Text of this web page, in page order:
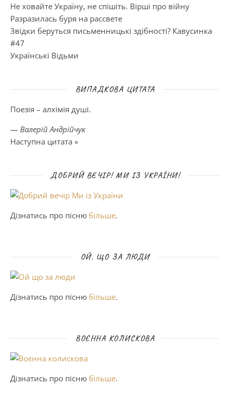
Не ховайте Україну, не спішіть. Вірші про війну
Разразилась буря на рассвете
Звідки беруться письменницькі здібності? Кавусинка
#47
Українські Відьми
ВИПАДКОВА ЦИТАТА
Поезія – алхімія душі.
— Валерій Андрійчук
Наступна цитата »
ДОБРИЙ ВЕЧІР! МИ ІЗ УКРАЇНИ!
Дізнатись про пісню більше.
ОЙ, ЩО ЗА ЛЮДИ
Дізнатись про пісню більше.
ВОЄННА КОЛИСКОВА
Дізнатись про пісню більше.